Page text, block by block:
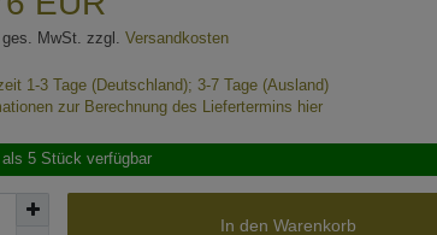
MwSt. zzgl. Versandkosten
1-3 Tage (Deutschland); 3-7 Tage (Ausland)
zur Berechnung des Liefertermins hier
als 5 Stück verfügbar
In den Warenkorb